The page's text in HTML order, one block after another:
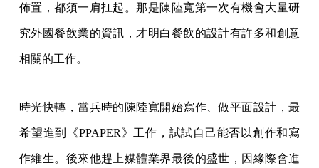
佈置，都須一肩扛起。那是陳陸寬第一次有機會大量研
究外國餐飲業的資訊，才明白餐飲的設計有許多和創意
相關的工作。
時光快轉，當兵時的陳陸寬開始寫作、做平面設計，最
希望進到《PPAPER》工作，試試自己能否以創作和寫
作維生。後來他趕上媒體業界最後的盛世，因緣際會進